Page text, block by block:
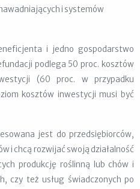
i systemów
i jedno gospodarstwo
podlega 50 proc. kosztów
(60 proc. w przypadku
kosztów inwestycji musi być
jest do przedsiębiorców,
i chcą rozwijać swoją działalność
produkcję roślinną lub chów i
czy też usług świadczonych po